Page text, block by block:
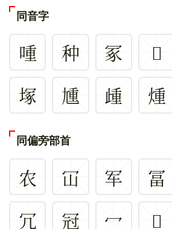
同音字
喠 种 冢 𤺄
塚
尰 歱 煄
同偏旁部首
农 冚 军 冨
冗
冠 冖 𠕻